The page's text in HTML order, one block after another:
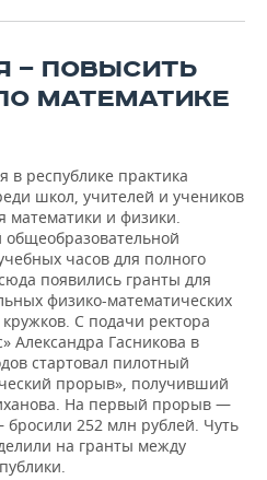
— ПОВЫСИТЬ
МАТЕМАТИКЕ
республике практика
школ, учителей и учеников
математики и физики.
общеобразовательной
часов для полного
появились гранты для
физико-математических
С подачи ректора
Александра Гасникова в
стартовал пилотный
прорыв», получивший
На первый прорыв —
252 млн рублей. Чуть
на гранты между